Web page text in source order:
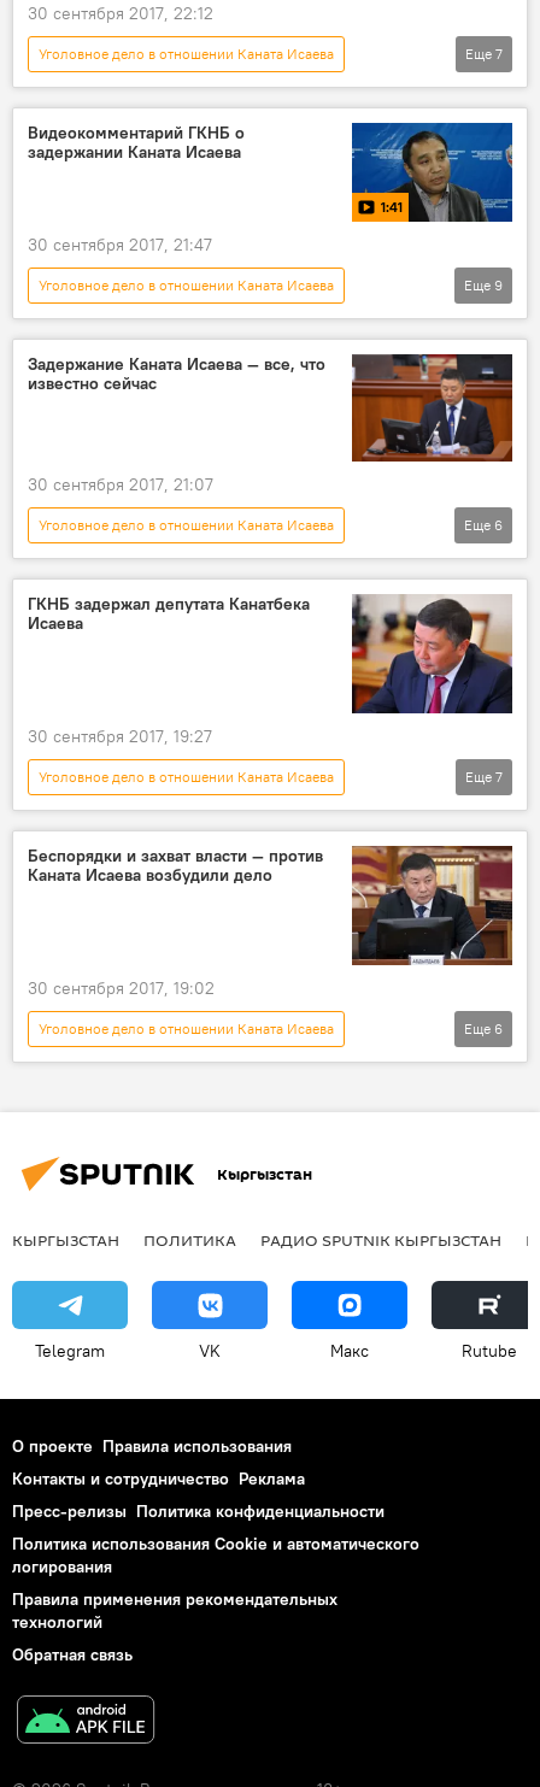
30 сентября 2017, 22:12
Уголовное дело в отношении Каната Исаева
Общество
Новости
Кыргызстан
передача
Канат Исаев
Еще 7
Видеокомментарий ГКНБ о
задержании Каната Исаева
1:41
30 сентября 2017, 21:47
Уголовное дело в отношении Каната Исаева
Политика
Новости
видео
Кыргызстан
Мультимедиа
ГКНБ
уголовное дело
Еще 9
Задержание Каната Исаева — все, что
известно сейчас
30 сентября 2017, 21:07
Уголовное дело в отношении Каната Исаева
Общество
Политика
Новости
Кыргызстан
Канат Исаев
Еще 6
ГКНБ задержал депутата Канатбека
Исаева
30 сентября 2017, 19:27
Уголовное дело в отношении Каната Исаева
Политика
Aлерт
Новости
задержанный
Канат Исаев
Еще 7
Беспорядки и захват власти — против
Каната Исаева возбудили дело
30 сентября 2017, 19:02
Уголовное дело в отношении Каната Исаева
Политика
Новости
Кыргызстан
Еще 6
Кыргызстан
КЫРГЫЗСТАН ПОЛИТИКА РАДИО SPUTNIK КЫРГЫЗСТАН
Telegram VK Макс Rutube
О проекте Правила использования
Контакты и сотрудничество Реклама
Пресс-релизы Политика конфиденциальности
Политика использования Cookie и автоматического
логирования
Правила применения рекомендательных
технологий
Обратная связь